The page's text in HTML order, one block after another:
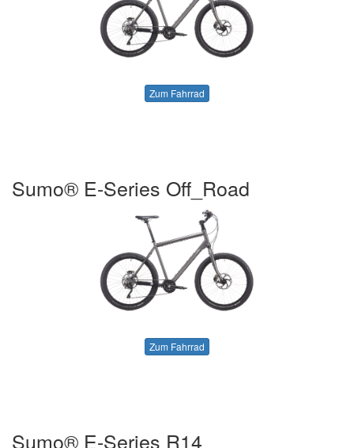
Zum Fahrrad
Sumo® E-Series Off_Road
Zum Fahrrad
Sumo® E-Series R14